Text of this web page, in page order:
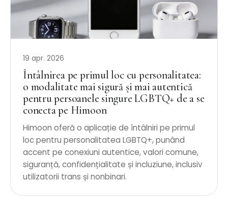
19 apr. 2026
Întâlnirea pe primul loc cu personalitatea:
o modalitate mai sigură și mai autentică
pentru persoanele singure LGBTQ+ de a se
conecta pe Himoon
Himoon oferă o aplicație de întâlniri pe primul
loc pentru personalitatea LGBTQ+, punând
accent pe conexiuni autentice, valori comune,
siguranță, confidențialitate și incluziune, inclusiv
utilizatorii trans și nonbinari.